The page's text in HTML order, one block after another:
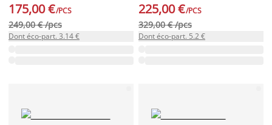
175,00 €/PCS
249,00 € /pcs
Dont éco-part. 3.14 €
225,00 €/PCS
329,00 € /pcs
Dont éco-part. 5.2 €